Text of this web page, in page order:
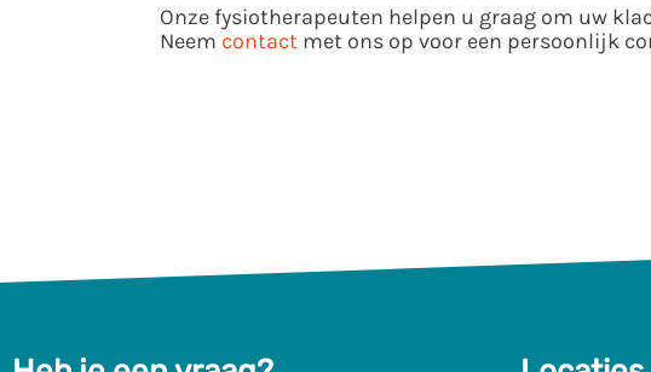
Onze fysiotherapeuten helpen u graag om uw
Neem contact met ons op voor een persoonlijk